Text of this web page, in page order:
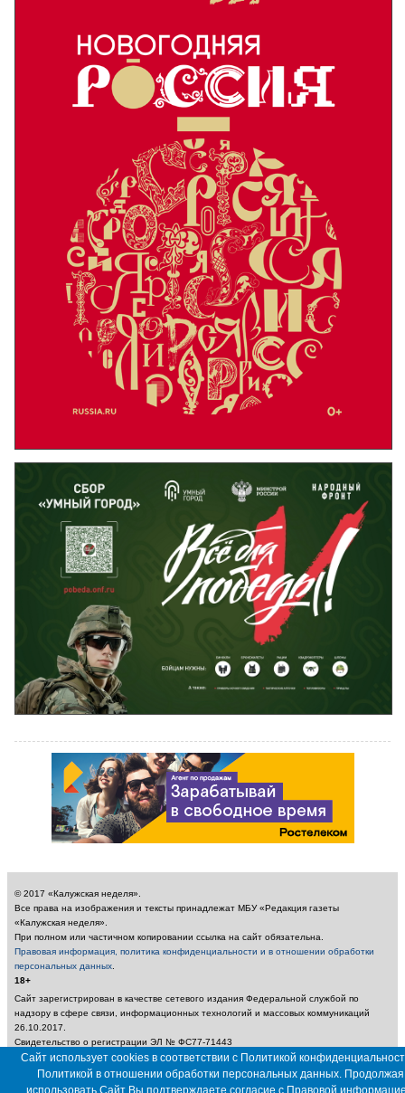
© 2017 «Калужская неделя».
Все права на изображения и тексты принадлежат МБУ «Редакция газеты
«Калужская неделя».
При полном или частичном копировании ссылка на сайт обязательна.
Правовая информация, политика конфиденциальности и в отношении обработки
персональных данных
18+
Сайт зарегистрирован в качестве сетевого издания Федеральной службой по
надзору в сфере связи, информационных технологий и массовых коммуникаций
26.10.2017.
Свидетельство о регистрации ЭЛ № ФС77-71443
Учредитель: Муниципальное бюджетное учреждение «Редакция газеты «Калужская
неделя»
Главный редактор: Амбарцумян А. Ю. / Электронный адрес редакции:
Сайт использует cookies в соответствии с Политикой
Политикой в отношении обработки персональных данных. Продолжая
использовать Сайт Вы подтверждаете согласие с Правовой